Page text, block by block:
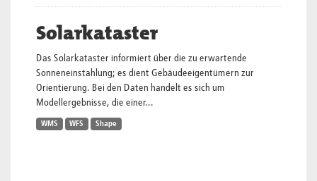
Solarkataster
Das Solarkataster informiert über die zu erwartende
Sonneneinstahlung; es dient Gebäudeeigentümern zur
Orientierung. Bei den Daten handelt es sich um
Modellergebnisse, die einer...
WMS WFS Shape